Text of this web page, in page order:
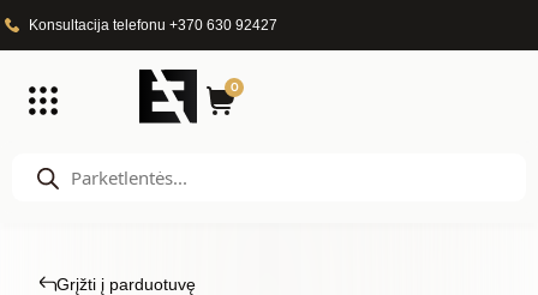
Konsultacija telefonu +370 630 92427
0
Grįžti į parduotuvę